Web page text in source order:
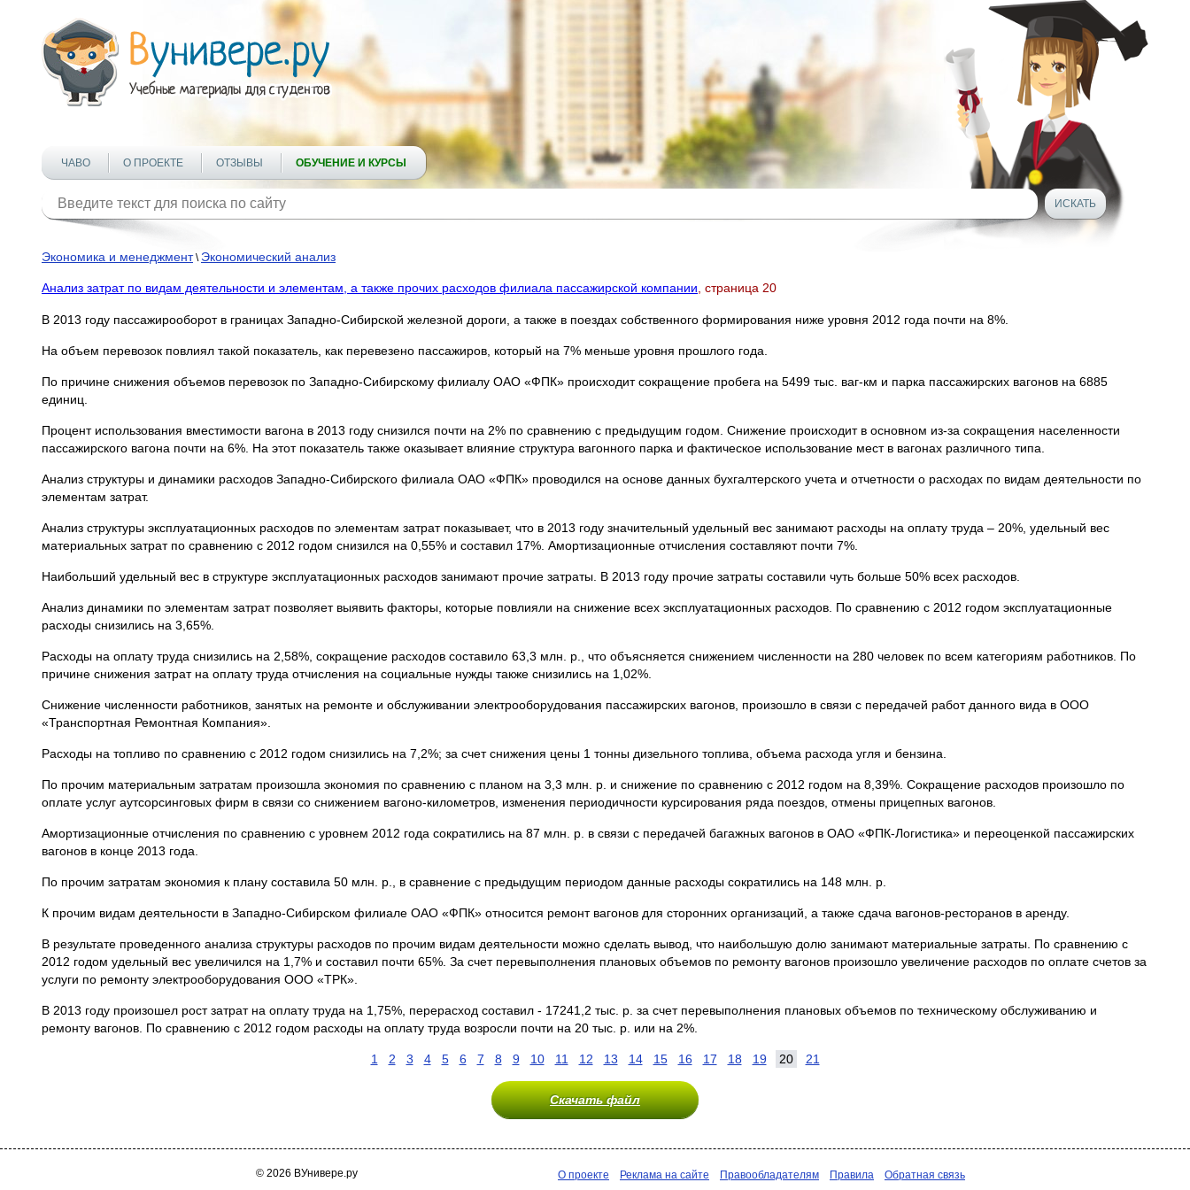
ЧАВО О ПРОЕКТЕ ОТЗЫВЫ ОБУЧЕНИЕ И КУРСЫ
Экономика и менеджмент\ Экономический анализ
Анализ затрат по видам деятельности и элементам, а также прочих расходов филиала пассажирской компании , страница 20
В 2013 году пассажирооборот в границах Западно-Сибирской железной дороги, а также в поездах собственного формирования ниже уровня 2012 года почти на 8%.
На объем перевозок повлиял такой показатель, как перевезено пассажиров, который на 7% меньше уровня прошлого года.
По причине снижения объемов перевозок по Западно-Сибирскому филиалу ОАО «ФПК» происходит сокращение пробега на 5499 тыс. ваг-км и парка пассажирских вагонов на 6885
единиц.
Процент использования вместимости вагона в 2013 году снизился почти на 2% по сравнению с предыдущим годом. Снижение происходит в основном из-за сокращения населенности
пассажирского вагона почти на 6%. На этот показатель также оказывает влияние структура вагонного парка и фактическое использование мест в вагонах различного типа.
Анализ структуры и динамики расходов Западно-Сибирского филиала ОАО «ФПК» проводился на основе данных бухгалтерского учета и отчетности о расходах по видам деятельности по
элементам затрат.
Анализ структуры эксплуатационных расходов по элементам затрат показывает, что в 2013 году значительный удельный вес занимают расходы на оплату труда – 20%, удельный вес
материальных затрат по сравнению с 2012 годом снизился на 0,55% и составил 17%. Амортизационные отчисления составляют почти 7%.
Наибольший удельный вес в структуре эксплуатационных расходов занимают прочие затраты. В 2013 году прочие затраты составили чуть больше 50% всех расходов.
Анализ динамики по элементам затрат позволяет выявить факторы, которые повлияли на снижение всех эксплуатационных расходов. По сравнению с 2012 годом эксплуатационные
расходы снизились на 3,65%.
Расходы на оплату труда снизились на 2,58%, сокращение расходов составило 63,3 млн. р., что объясняется снижением численности на 280 человек по всем категориям работников. По
причине снижения затрат на оплату труда отчисления на социальные нужды также снизились на 1,02%.
Снижение численности работников, занятых на ремонте и обслуживании электрооборудования пассажирских вагонов, произошло в связи с передачей работ данного вида в ООО
«Транспортная Ремонтная Компания».
Расходы на топливо по сравнению с 2012 годом снизились на 7,2%; за счет снижения цены 1 тонны дизельного топлива, объема расхода угля и бензина.
По прочим материальным затратам произошла экономия по сравнению с планом на 3,3 млн. р. и снижение по сравнению с 2012 годом на 8,39%. Сокращение расходов произошло по
оплате услуг аутсорсинговых фирм в связи со снижением вагоно-километров, изменения периодичности курсирования ряда поездов, отмены прицепных вагонов.
Амортизационные отчисления по сравнению с уровнем 2012 года сократились на 87 млн. р. в связи с передачей багажных вагонов в ОАО «ФПК-Логистика» и переоценкой пассажирских
вагонов в конце 2013 года.
По прочим затратам экономия к плану составила 50 млн. р., в сравнение с предыдущим периодом данные расходы сократились на 148 млн. р.
К прочим видам деятельности в Западно-Сибирском филиале ОАО «ФПК» относится ремонт вагонов для сторонних организаций, а также сдача вагонов-ресторанов в аренду.
В результате проведенного анализа структуры расходов по прочим видам деятельности можно сделать вывод, что наибольшую долю занимают материальные затраты. По сравнению с
2012 годом удельный вес увеличился на 1,7% и составил почти 65%. За счет перевыполнения плановых объемов по ремонту вагонов произошло увеличение расходов по оплате счетов за
услуги по ремонту электрооборудования ООО «ТРК».
В 2013 году произошел рост затрат на оплату труда на 1,75%, перерасход составил - 17241,2 тыс. р. за счет перевыполнения плановых объемов по техническому обслуживанию и
ремонту вагонов. По сравнению с 2012 годом расходы на оплату труда возросли почти на 20 тыс. р. или на 2%.
1 2 3 4 5 6 7 8 9 10 11 12 13 14 15 16 17 18 19 20 21
Скачать файл
© 2026 ВУнивере.ру О проекте Реклама на сайте Правообладателям Правила Обратная связь